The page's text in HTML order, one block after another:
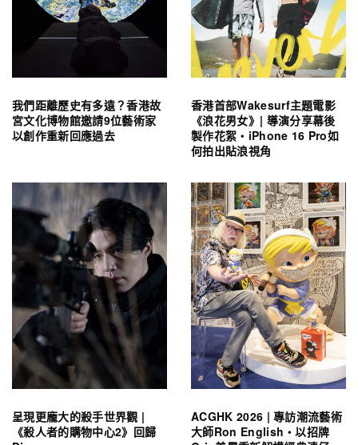
我們距離歷史有多遠？香港故
宮文化博物館邀請9位藝術家
以創作重新回應過去
香港首部Wakesurf主題電影
《浪花男女》| 導演分享幕後
製作花絮・iPhone 16 Pro如
何拍出貼浪視角
呈現更龐大的殺手世界觀 |
《殺人者的購物中心2》回歸
ACGHK 2026 | 專訪潮流藝術
大師Ron English・以招牌